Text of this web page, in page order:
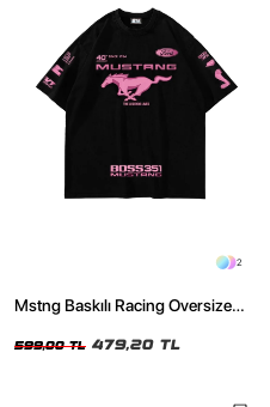
2
Mstng Baskılı Racing Oversize
599,00 TL 479,20 TL